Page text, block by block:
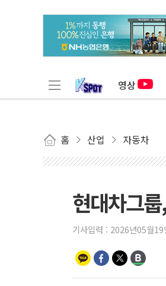
영상
홈 산업 자동차
현대차그
기사입력 : 2026년05월